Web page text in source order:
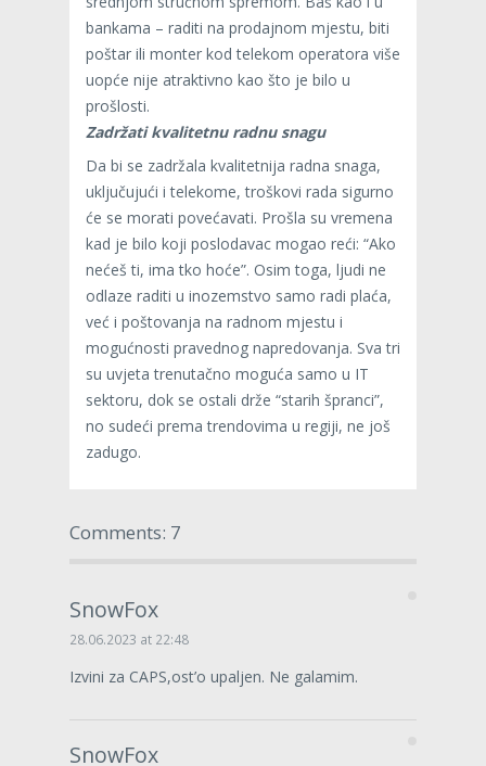
bankama – raditi na prodajnom mjestu, biti
poštar ili monter kod telekom operatora više
uopće nije atraktivno kao što je bilo u
prošlosti.
Zadržati kvalitetnu radnu snagu
Da bi se zadržala kvalitetnija radna snaga,
uključujući i telekome, troškovi rada sigurno
će se morati povećavati. Prošla su vremena
kad je bilo koji poslodavac mogao reći: “Ako
nećeš ti, ima tko hoće”. Osim toga, ljudi ne
odlaze raditi u inozemstvo samo radi plaća,
već i poštovanja na radnom mjestu i
mogućnosti pravednog napredovanja. Sva tri
su uvjeta trenutačno moguća samo u IT
sektoru, dok se ostali drže “starih špranci”,
no sudeći prema trendovima u regiji, ne još
zadugo.
Comments: 7
SnowFox
28.06.2023 at 22:48
Izvini za CAPS,ost’o upaljen. Ne galamim.
SnowFox